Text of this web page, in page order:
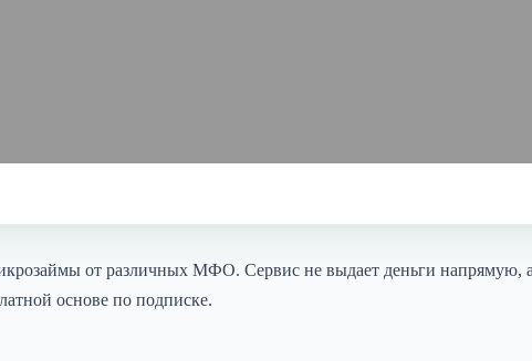
от различных МФО. Сервис не выдает деньги напрямую,
основе по подписке.